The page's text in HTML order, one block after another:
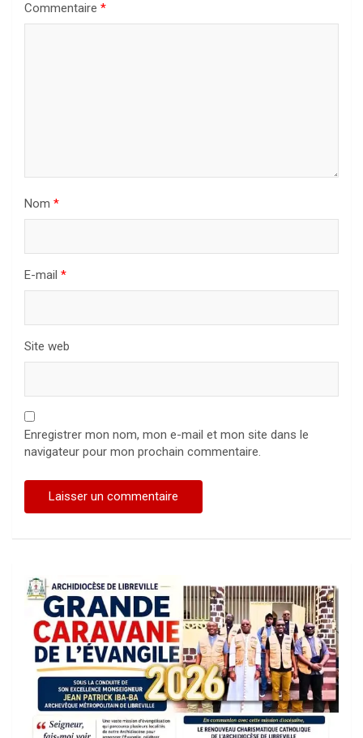
Commentaire *
Nom *
E-mail *
Site web
Enregistrer mon nom, mon e-mail et mon site dans le
navigateur pour mon prochain commentaire.